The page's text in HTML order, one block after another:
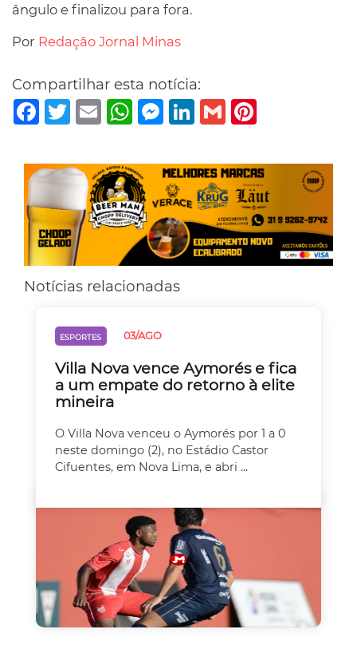
ângulo e finalizou para fora.
Por Redação Jornal Minas
Compartilhar esta notícia:
Facebook
TwitterEmail WhatsAppMessenger
LinkedIn
Gmail
Notícias relacionadas
ESPORTES 03/AGO
Villa Nova vence Aymorés e fica
a um empate do retorno à elite
mineira
O Villa Nova venceu o Aymorés por 1 a 0
neste domingo (2), no Estádio Castor
Cifuentes, em Nova Lima, e abri ...